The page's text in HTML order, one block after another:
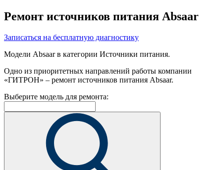
Ремонт источников питания Absaar
Записаться на бесплатную диагностику
Модели Absaar в категории Источники питания.
Одно из приоритетных направлений работы компании
«ГИТРОН» – ремонт источников питания Absaar.
Выберите модель для ремонта: